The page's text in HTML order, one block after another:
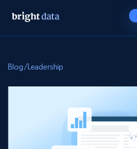
Blog/Leadership